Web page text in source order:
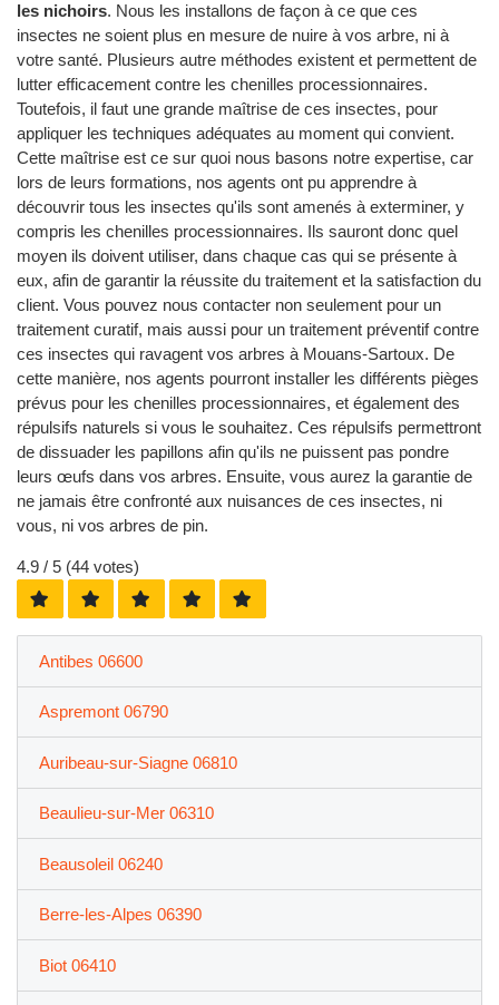
les nichoirs. Nous les installons de façon à ce que ces
insectes ne soient plus en mesure de nuire à vos arbre, ni à
votre santé. Plusieurs autre méthodes existent et permettent de
lutter efficacement contre les chenilles processionnaires.
Toutefois, il faut une grande maîtrise de ces insectes, pour
appliquer les techniques adéquates au moment qui convient.
Cette maîtrise est ce sur quoi nous basons notre expertise, car
lors de leurs formations, nos agents ont pu apprendre à
découvrir tous les insectes qu'ils sont amenés à exterminer, y
compris les chenilles processionnaires. Ils sauront donc quel
moyen ils doivent utiliser, dans chaque cas qui se présente à
eux, afin de garantir la réussite du traitement et la satisfaction du
client. Vous pouvez nous contacter non seulement pour un
traitement curatif, mais aussi pour un traitement préventif contre
ces insectes qui ravagent vos arbres à Mouans-Sartoux. De
cette manière, nos agents pourront installer les différents pièges
prévus pour les chenilles processionnaires, et également des
répulsifs naturels si vous le souhaitez. Ces répulsifs permettront
de dissuader les papillons afin qu'ils ne puissent pas pondre
leurs œufs dans vos arbres. Ensuite, vous aurez la garantie de
ne jamais être confronté aux nuisances de ces insectes, ni
vous, ni vos arbres de pin.
4.9 / 5 (44 votes)
Antibes 06600
Aspremont 06790
Auribeau-sur-Siagne 06810
Beaulieu-sur-Mer 06310
Beausoleil 06240
Berre-les-Alpes 06390
Biot 06410